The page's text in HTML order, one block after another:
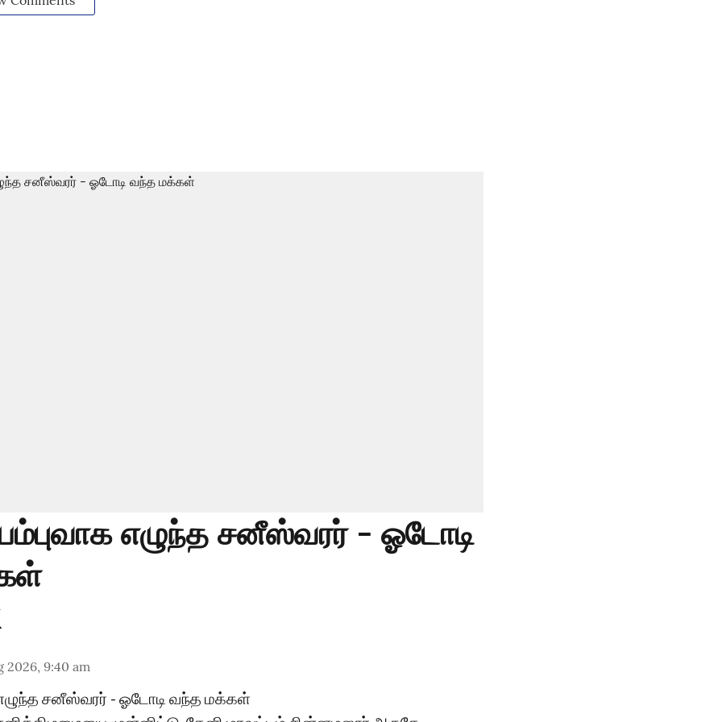
எழுந்த சனீஸ்வரர் - ஓடோடி
2026, 9:40 am
எழுந்த சனீஸ்வரர் - ஓடோடி வந்த மக்கள்